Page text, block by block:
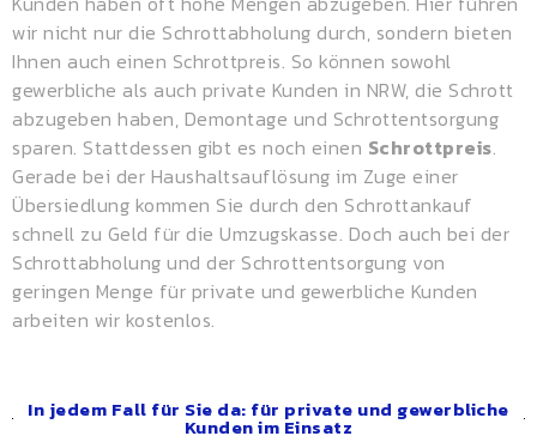
wir nicht nur die Schrottabholung durch, sondern bieten
Ihnen auch einen Schrottpreis. So können sowohl
gewerbliche als auch private Kunden in NRW, die Schrott
abzugeben haben, Demontage und Schrottentsorgung
sparen. Stattdessen gibt es noch einen Schrottpreis.
Gerade bei der Haushaltsauflösung im Zuge einer
Übersiedlung kommen Sie durch den Schrottankauf
schnell zu Geld für die Umzugskasse. Doch auch bei der
Schrottabholung und der Schrottentsorgung von
geringen Menge für private und gewerbliche Kunden
arbeiten wir kostenlos.
In jedem Fall für Sie da: für private und gewerbliche
Kunden im Einsatz